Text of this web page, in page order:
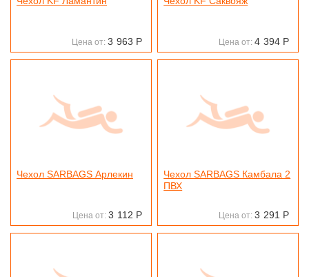
Цена от: 3 963 Р Цена от: 4 394 Р
Чехол SARBAGS Арлекин
Цена от: 3 112 Р
Чехол SARBAGS Камбала 2
ПВХ
Цена от: 3 291 Р